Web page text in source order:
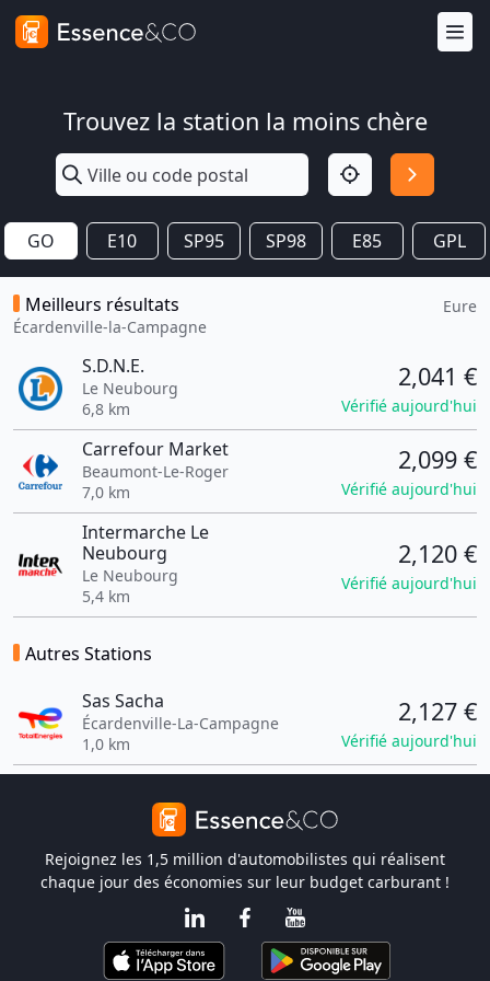
Trouvez la station la moins chère
GO E10 SP95 SP98 E85 GPL
Meilleurs résultats
Écardenville-la-Campagne
Eure
S.D.N.E.
Le Neubourg
6,8 km
2,041 €
Vérifié aujourd'hui
Carrefour Market
Beaumont-Le-Roger
7,0 km
2,099 €
Vérifié aujourd'hui
Intermarche Le
Neubourg
Le Neubourg
5,4 km
2,120 €
Vérifié aujourd'hui
Autres Stations
Sas Sacha
Écardenville-La-Campagne
1,0 km
2,127 €
Vérifié aujourd'hui
Rejoignez les 1,5 million d'automobilistes qui réalisent
chaque jour des économies sur leur budget carburant !